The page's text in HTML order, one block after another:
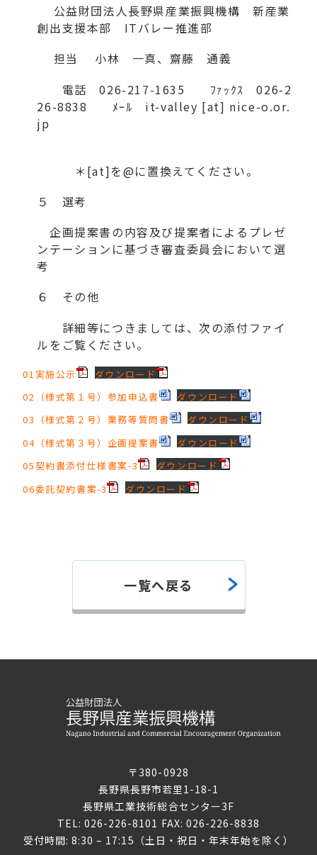
公益財団法人長野県産業振興機構 新産業
創出支援本部 ITバレー推進部
担当 小林 一真、齋藤 通義
電話 026-217-1635 ﾌｧｯｸｽ 026-2
26-8838 ﾒｰﾙ it-valley [at] nice-o.or.
jp
＊[at]を@に置換えてください。
５ 選考
企画提案書の内容及び提案者によるプレゼ
ンテーションに基づき審査委員会において選
考
６ その他
詳細等につきましては、次の添付ファイ
ルをご覧ください。
01実施公示
ダウンロード
02（様式第１号）参加申込書
ダウンロード
03（様式第２号）業務等質問書
ダウンロード
04（様式第３号）企画提案書
ダウンロード
05契約書添付仕様書案-3
ダウンロード
06委託契約書案-3
ダウンロード
一覧へ戻る
〒380-0928
長野県長野市若里1-18-1
長野県工業技術総合センター3F
TEL: 026-226-8101 FAX: 026-226-8838
受付時間: 8:30 – 17:15（土日・祝日・年末年始を除く）